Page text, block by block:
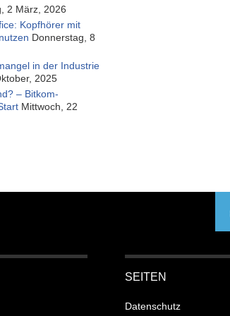
2 März, 2026
Kopfhörer mit
Donnerstag, 8
in der Industrie
2025
– Bitkom-
Mittwoch, 22
SEITEN
Datenschutz